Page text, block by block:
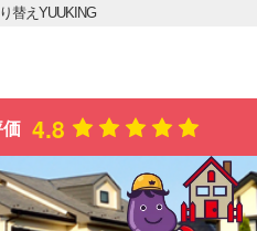
替えYUUKING
価 4.8